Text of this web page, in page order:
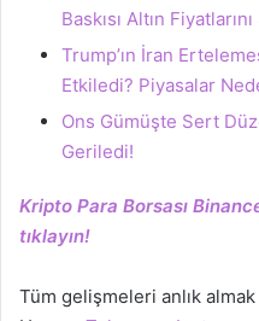
Baskısı Altın Fiyatlarını
Trump’ın İran
Etkiledi? Piyasalar
Ons Gümüşte Sert
Geriledi!
Kripto Para Borsası
tıklayın!
Tüm gelişmeleri anlık